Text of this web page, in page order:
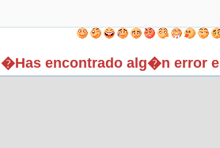
�Has encontrado alg�n error